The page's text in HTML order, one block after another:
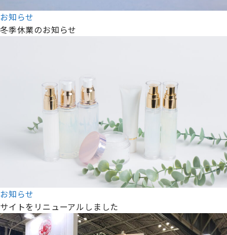
お知らせ
冬季休業のお知らせ
お知らせ
サイトをリニューアルしました